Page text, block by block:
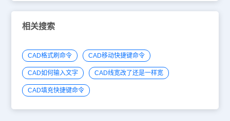
相关搜索
CAD格式刷命令 CAD移动快捷键命令
CAD如何输入文字 CAD线宽改了还是一样宽
CAD填充快捷键命令